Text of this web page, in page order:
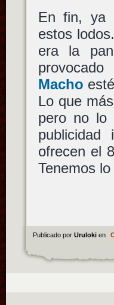
En fin, ya
estos
era la
Macho
Lo que
pero no lo
ofrecen el
Tenemos
Publicado por Uruloki en